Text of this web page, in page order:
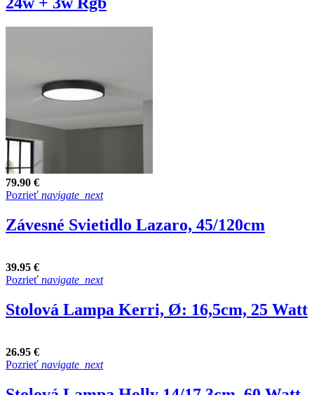
79.90 €
Pozrieť navigate_next
Závesné Svietidlo Lazaro, 45/120cm
39.95 €
Pozrieť navigate_next
Stolová Lampa Kerri, Ø: 16,5cm, 25 Watt
26.95 €
Pozrieť navigate_next